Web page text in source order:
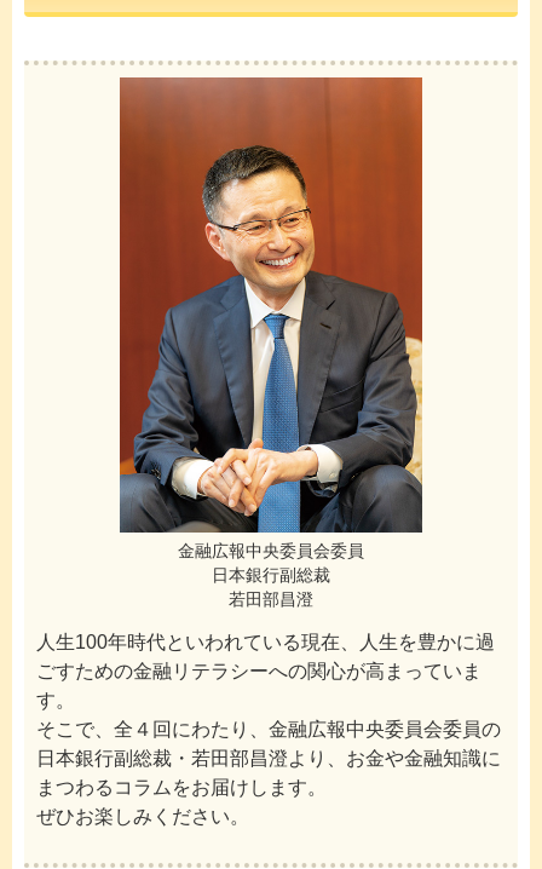
金融広報中央委員会委員
日本銀行副総裁
若田部昌澄
人生100年時代といわれている現在、人生を豊かに過
ごすための金融リテラシーへの関心が高まっていま
す。
そこで、全４回にわたり、金融広報中央委員会委員の
日本銀行副総裁・若田部昌澄より、お金や金融知識に
まつわるコラムをお届けします。
ぜひお楽しみください。